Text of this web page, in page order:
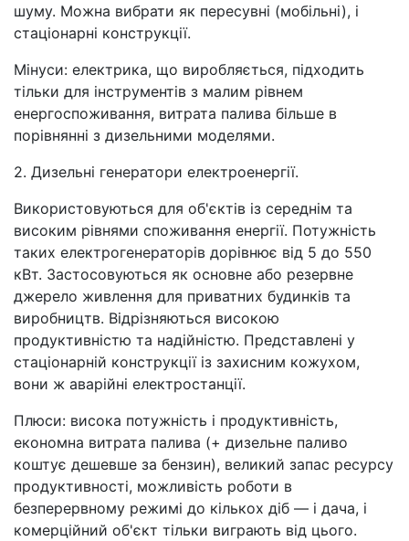
шуму. Можна вибрати як пересувні (мобільні), і
стаціонарні конструкції.
Мінуси: електрика, що виробляється, підходить
тільки для інструментів з малим рівнем
енергоспоживання, витрата палива більше в
порівнянні з дизельними моделями.
2. Дизельні генератори електроенергії.
Використовуються для об'єктів із середнім та
високим рівнями споживання енергії. Потужність
таких електрогенераторів дорівнює від 5 до 550
кВт. Застосовуються як основне або резервне
джерело живлення для приватних будинків та
виробництв. Відрізняються високою
продуктивністю та надійністю. Представлені у
стаціонарній конструкції із захисним кожухом,
вони ж аварійні електростанції.
Плюси: висока потужність і продуктивність,
економна витрата палива (+ дизельне паливо
коштує дешевше за бензин), великий запас ресурсу
продуктивності, можливість роботи в
безперервному режимі до кількох діб — і дача, і
комерційний об'єкт тільки виграють від цього.